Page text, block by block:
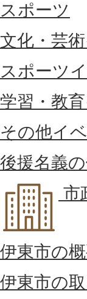
スポーツ
文化・芸
スポーツ
学習・教
その他イ
後援名義
市
伊東市の
伊東市の